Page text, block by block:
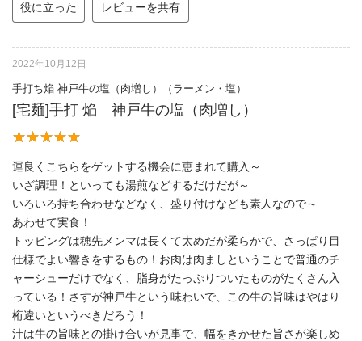
役に立った レビューを共有
2022年10月12日
手打ち焔 神戸牛の塩（肉増し）（ラーメン・塩）
[宅麺]手打 焔 神戸牛の塩（肉増し）
運良くこちらをゲットする機会に恵まれて購入～
いざ調理！といっても湯煎などするだけだが～
いろいろ持ち合わせなどなく、盛り付けなども素人なので～
あわせて実食！
トッピングは穂先メンマは長くて太めだが柔らかで、さっぱり目
仕様でよい響きをするもの！お肉は肉ましということで普通のチ
ャーシューだけでなく、脂身がたっぷりついたものがたくさん入
っている！さすが神戸牛という味わいで、この牛の旨味はやはり
桁違いというべきだろう！
汁は牛の旨味との掛け合いが見事で、幅をきかせた旨さが楽しめ